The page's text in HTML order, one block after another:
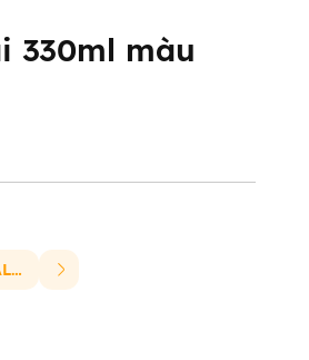
330ml màu
ROYAL20